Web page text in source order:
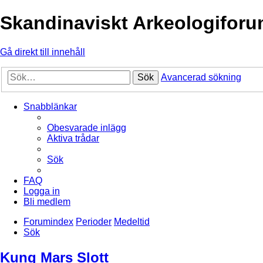
Skandinaviskt
Gå direkt till innehåll
Sök Avancerad sökning
Snabblänkar
Obesvarade inlägg
Aktiva trådar
Sök
FAQ
Logga in
Bli medlem
Forumindex Perioder Medeltid
Sök
Kung Mars Slott